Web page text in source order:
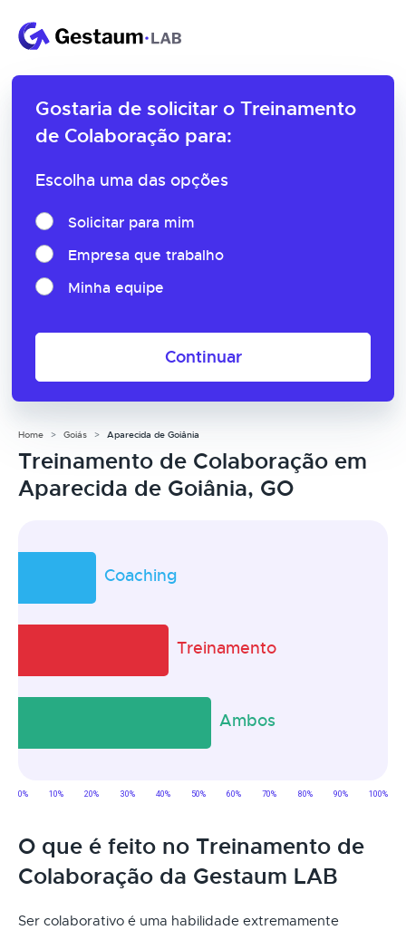
Gostaria de solicitar o Treinamento
de Colaboração para:
Escolha uma das opções
Solicitar para mim
Empresa que trabalho
Minha equipe
Continuar
Home Goiás Aparecida de Goiânia
Treinamento de Colaboração em
Aparecida de Goiânia, GO
O que é feito no Treinamento de
Colaboração da Gestaum LAB
Ser colaborativo é uma habilidade extremamente